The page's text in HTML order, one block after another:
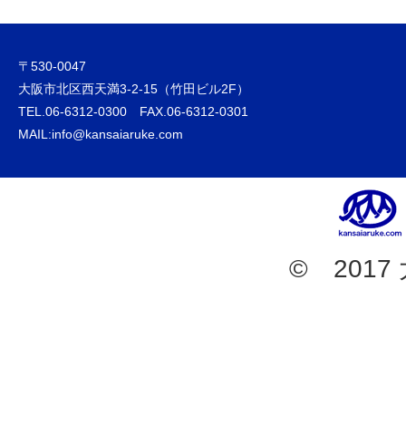
〒530-0047
大阪市北区西天満3-2-15（竹田ビル2F）
TEL.06-6312-0300 FAX.06-6312-0301
MAIL:info@kansaiaruke.com
© 2017